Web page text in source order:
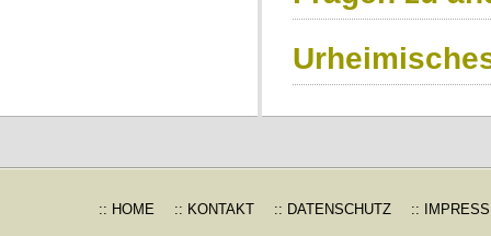
:: HOME :: KONTAKT :: DATENSCHUTZ ::